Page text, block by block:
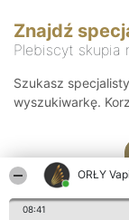
ORŁY
08:41
Znajdź
Plebiscyt skupia
Szukasz
wyszukiwarkę.